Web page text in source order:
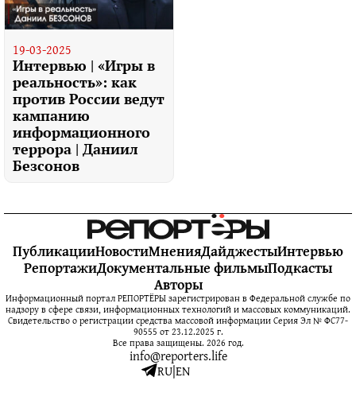
19-03-2025
Интервью | «Игры в
реальность»: как
против России ведут
кампанию
информационного
террора | Даниил
Безсонов
ПубликацииНовостиМненияДайджестыИнтервью
РепортажиДокументальные фильмыПодкасты
Авторы
Информационный портал РЕПОРТЁРЫ зарегистрирован в Федеральной службе по
надзору в сфере связи, информационных технологий и массовых коммуникаций.
Свидетельство о регистрации средства массовой информации Серия Эл № ФС77-
90555 от 23.12.2025 г.
Все права защищены. 2026 год.
info@reporters.life
RU|EN